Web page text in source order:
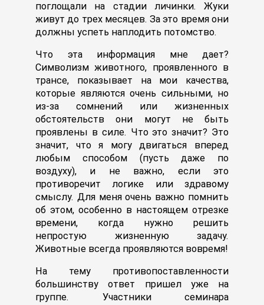
поглощали на стадии личинки. Жуки
живут до трех месяцев. За это время они
должны успеть наплодить потомство.
Что эта информация мне дает?
Символизм животного, проявленного в
трансе, показывает на мои качества,
которые являются очень сильными, но
из-за сомнений или жизненных
обстоятельств они могут не быть
проявлены в силе. Что это значит? Это
значит, что я могу двигаться вперед
любым способом (пусть даже по
воздуху), и не важно, если это
противоречит логике или здравому
смыслу. Для меня очень важно помнить
об этом, особенно в настоящем отрезке
времени, когда нужно решить
непростую жизненную задачу.
Животные всегда проявляются вовремя!
На тему противопоставленности
большинству ответ пришел уже на
группе. Участники семинара